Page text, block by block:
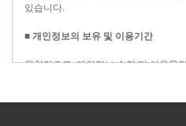
있습니다.
■ 개인정보의 보유 및 이용기간
원칙적으로, 개인정보 수집 및 이용목
보관합니다.